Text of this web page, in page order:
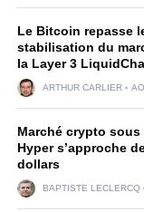
Le Bitcoin repasse
stabilisation du
la Layer 3
ARTHUR CARLIER
Marché crypto
Hyper s’approche
dollars
BAPTISTE LECLERCQ